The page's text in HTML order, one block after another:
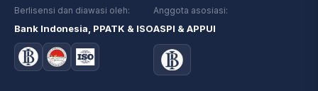
Berlisensi dan diawasi oleh:
Bank Indonesia, PPATK & ISO
Anggota asosiasi:
ASPI & APPUI